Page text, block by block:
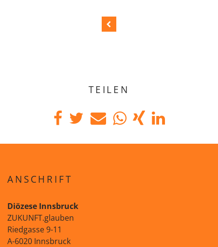
TEILEN
ANSCHRIFT
Diözese Innsbruck
ZUKUNFT.glauben
Riedgasse 9-11
A-6020 Innsbruck